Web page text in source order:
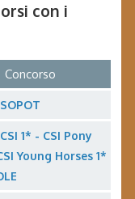
con i
Concorso
1* - CSI Pony
Young Horses 1*